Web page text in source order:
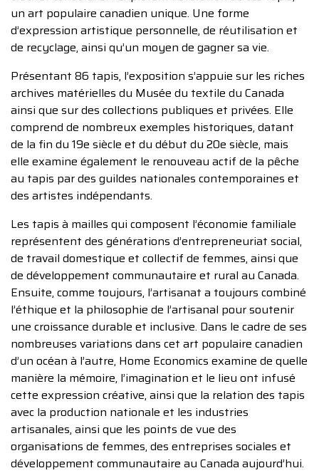
un art populaire canadien unique. Une forme
d’expression artistique personnelle, de réutilisation et
de recyclage, ainsi qu’un moyen de gagner sa vie.
Présentant 86 tapis, l’exposition s’appuie sur les riches
archives matérielles du Musée du textile du Canada
ainsi que sur des collections publiques et privées. Elle
comprend de nombreux exemples historiques, datant
de la fin du 19e siècle et du début du 20e siècle, mais
elle examine également le renouveau actif de la pêche
au tapis par des guildes nationales contemporaines et
des artistes indépendants.
Les tapis à mailles qui composent l’économie familiale
représentent des générations d’entrepreneuriat social,
de travail domestique et collectif de femmes, ainsi que
de développement communautaire et rural au Canada.
Ensuite, comme toujours, l’artisanat a toujours combiné
l’éthique et la philosophie de l’artisanal pour soutenir
une croissance durable et inclusive. Dans le cadre de ses
nombreuses variations dans cet art populaire canadien
d’un océan à l’autre, Home Economics examine de quelle
manière la mémoire, l’imagination et le lieu ont infusé
cette expression créative, ainsi que la relation des tapis
avec la production nationale et les industries
artisanales, ainsi que les points de vue des
organisations de femmes, des entreprises sociales et
développement communautaire au Canada aujourd’hui.